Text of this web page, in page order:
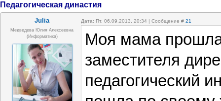
Педагогическая династия
Julia Дата: Пт, 06.09.2013, 20:34 | Сообщение # 21
Медведева Юлия Алексеевна
(Информатика)
Моя мама прошла
заместителя
педагогический